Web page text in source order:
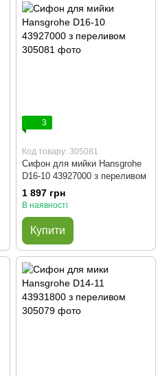
3
Код товару: 305081
Сифон для мийки Hansgrohe
D16-10 43927000 з переливом
1 897 грн
В наявності
Купити